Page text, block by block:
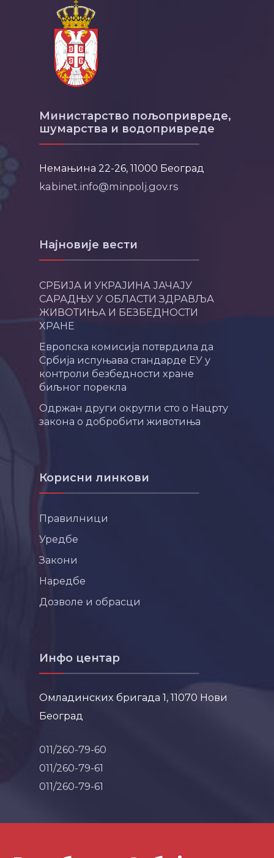
Министарство пољопривреде,
шумарства и водопривреде
Немањина 22-26, 11000 Београд
kabinet.info@minpolj.gov.rs
Најновије вести
СРБИЈА И УКРАЈИНА ЈАЧАЈУ
САРАДЊУ У ОБЛАСТИ ЗДРАВЉА
ЖИВОТИЊА И БЕЗБЕДНОСТИ
ХРАНЕ
Европска комисија потврдила да
Србија испуњава стандарде ЕУ у
контроли безбедности хране
биљног порекла
Одржан други округли сто о Нацрту
закона о добробити животиња
Корисни линкови
Правилници
Уредбе
Закони
Наредбе
Дозволе и обрасци
Инфо центар
Омладинских бригада 1, 11070 Нови
Београд
011/260-79-60
011/260-79-61
011/260-79-61